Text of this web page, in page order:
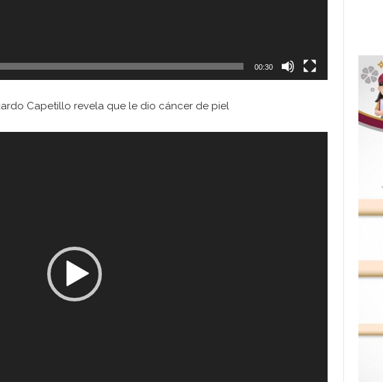
00:30
Capetillo revela que le dio cáncer de piel